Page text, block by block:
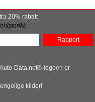
20% rabatt
Rapport
Data.net®-logoen er
kilder!